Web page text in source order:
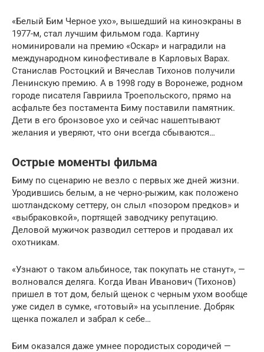
«Белый Бим Черное ухо», вышедший на киноэкраны в
1977-м, стал лучшим фильмом года. Картину
номинировали на премию «Оскар» и наградили на
международном кинофестивале в Карловых Варах.
Станислав Ростоцкий и Вячеслав Тихонов получили
Ленинскую премию. А в 1998 году в Воронеже, родном
городе писателя Гавриила Троепольского, прямо на
асфальте без постамента Биму поставили памятник.
Дети в его бронзовое ухо и сейчас нашептывают
желания и уверяют, что они всегда сбываются…
Острые моменты фильма
Биму по сценарию не везло с первых же дней жизни.
Уродившись белым, а не черно-рыжим, как положено
шотландскому сеттеру, он слыл «позором предков» и
«выбраковкой», портящей заводчику репутацию.
Деловой мужичок разводил сеттеров и продавал их
охотникам.
«Узнают о таком альбиносе, так покупать не станут», —
волновался деляга. Когда Иван Иванович (Тихонов)
пришел в тот дом, белый щенок с черным ухом вообще
уже сидел в сумке, «готовый» на усыпление. Добряк
щенка пожалел и забрал к себе…
Бим оказался даже умнее породистых сородичей —